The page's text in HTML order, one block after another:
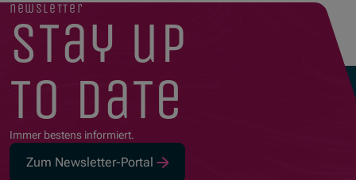
newsletter
stay up
to date
Immer bestens informiert.
Zum Newsletter-Portal